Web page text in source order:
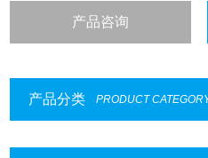
产品咨询
产品分类 PRODUCT